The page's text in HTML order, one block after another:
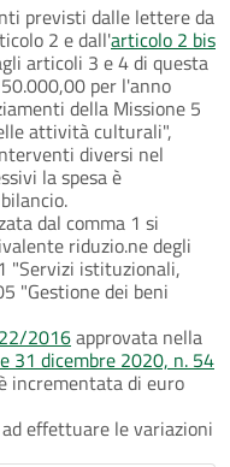
previsti dalle lettere da
2 e dall'articolo 2 bis
articoli 3 e 4 di questa
per l'anno
della Missione 5
attività culturali",
diversi nel
la spesa è
dal comma 1 si
riduzio.ne degli
"Servizi istituzionali,
"Gestione dei beni
2016approvata nella
31 dicembre 2020, n. 54
incrementata di euro
effettuare le variazioni